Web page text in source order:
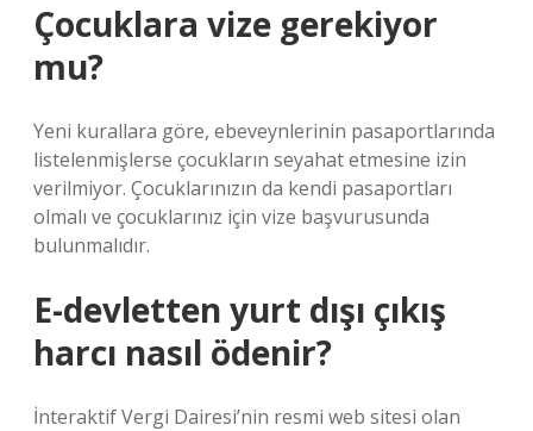
Çocuklara vize gerekiyor
mu?
Yeni kurallara göre, ebeveynlerinin pasaportlarında
listelenmişlerse çocukların seyahat etmesine izin
verilmiyor. Çocuklarınızın da kendi pasaportları
olmalı ve çocuklarınız için vize başvurusunda
bulunmalıdır.
E-devletten yurt dışı çıkış
harcı nasıl ödenir?
İnteraktif Vergi Dairesi’nin resmi web sitesi olan